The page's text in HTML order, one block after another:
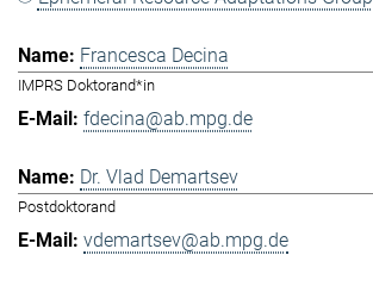
Francesca Decina
IMPRS Doktorand*in
fdecina@ab.mpg.de
Dr. Vlad Demartsev
Postdoktorand
vdemartsev@ab.mpg.de